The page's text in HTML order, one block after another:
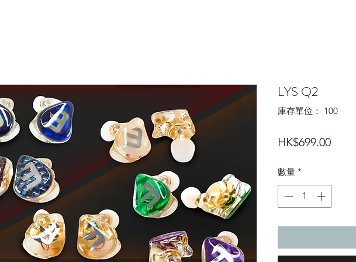
LYS Q2
庫存單位： 100
HK$699.00價
數量 *